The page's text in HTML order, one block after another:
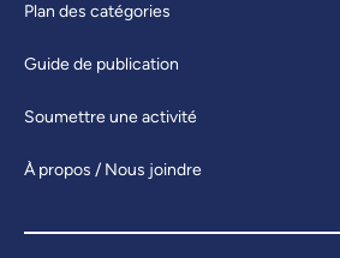
Plan des catégories
Guide de publication
Soumettre une activité
À propos / Nous joindre